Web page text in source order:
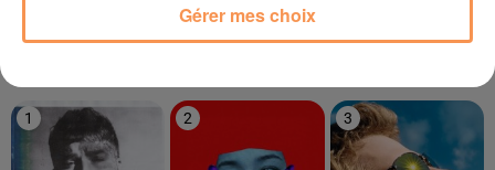
LE TOP
1 2 3
Gérer mes choix